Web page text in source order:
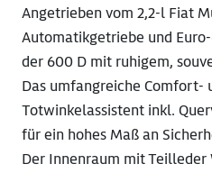
Angetrieben vom 2,2-l Fiat
Automatikgetriebe und
der 600 D mit ruhigem,
Das umfangreiche Comfort-
Totwinkelassistent inkl.
für ein hohes Maß an
Der Innenraum mit